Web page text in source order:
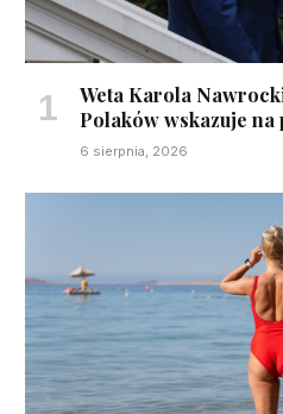
Weta Karola
Polaków wskazuje
6 sierpnia, 2026